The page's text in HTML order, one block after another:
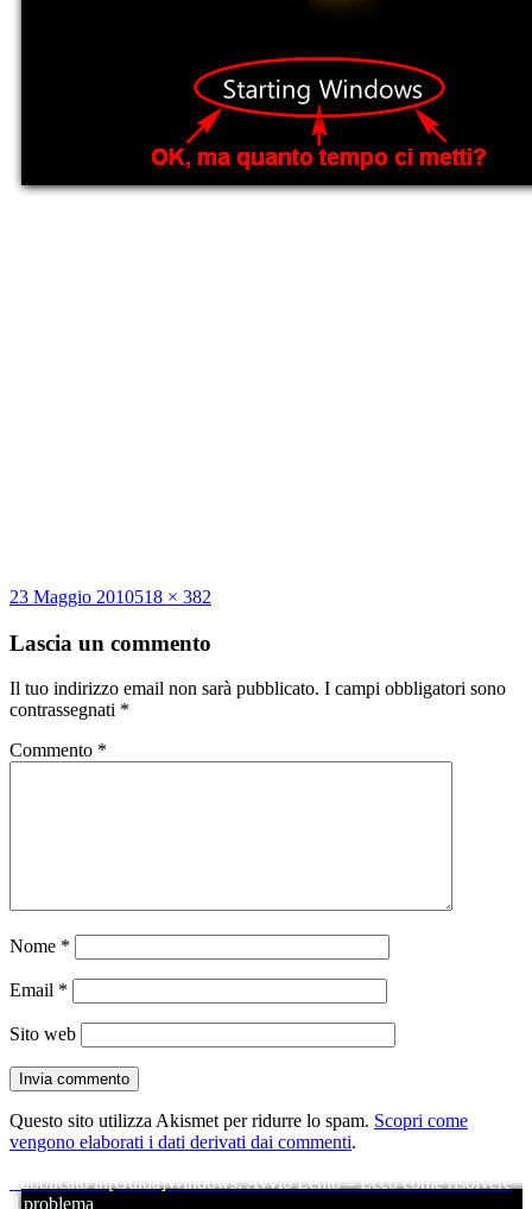
Scritto
23 Maggio 2010Dimensione
518 × 382
Lascia un commento
Il tuo indirizzo email non sarà pubblicato. I campi obbligatori sono
contrassegnati *
Commento *
Nome *
Email *
Sito web
Questo sito utilizza Akismet per ridurre lo spam. Scopri come
vengono elaborati i dati derivati dai commenti.
Navigazione
Pubblicato in[Guida]Windows: Avvio Lento – Ecco come risolvere
il problema